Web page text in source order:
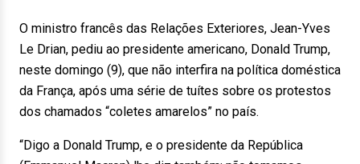
O ministro francês das Relações Exteriores, Jean-Yves
Le Drian, pediu ao presidente americano, Donald Trump,
neste domingo (9), que não interfira na política doméstica
da França, após uma série de tuítes sobre os protestos
dos chamados “coletes amarelos” no país.
“Digo a Donald Trump, e o presidente da República